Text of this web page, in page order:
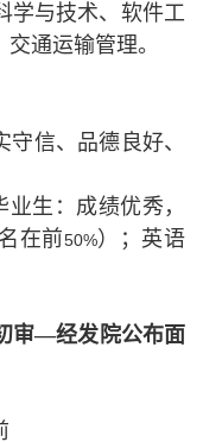
学与技术、软件工
通运输管理。
信、品德良好、
生：成绩优秀，
在前50%）；英语
审—经发院公布面